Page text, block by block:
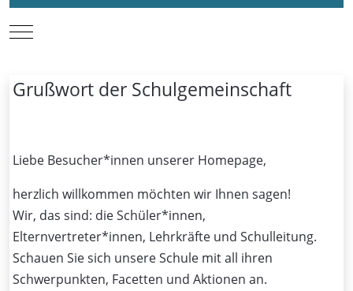
Mobile Menu Toggle
Grußwort der Schulgemeinschaft
Liebe Besucher*innen unserer Homepage,
herzlich willkommen möchten wir Ihnen sagen!
Wir, das sind: die Schüler*innen,
Elternvertreter*innen, Lehrkräfte und Schulleitung.
Schauen Sie sich unsere Schule mit all ihren
Schwerpunkten, Facetten und Aktionen an.